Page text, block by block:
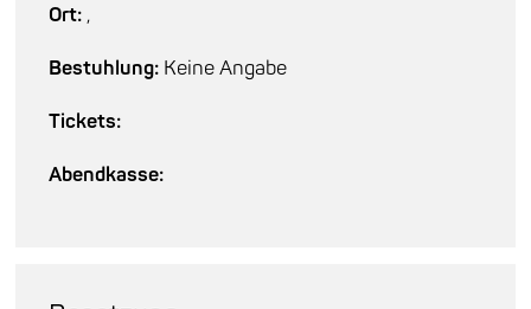
Ort: ,
Bestuhlung: Keine Angabe
Tickets:
Abendkasse: